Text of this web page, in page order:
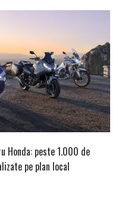
Honda: peste 1.000 de
pe plan local